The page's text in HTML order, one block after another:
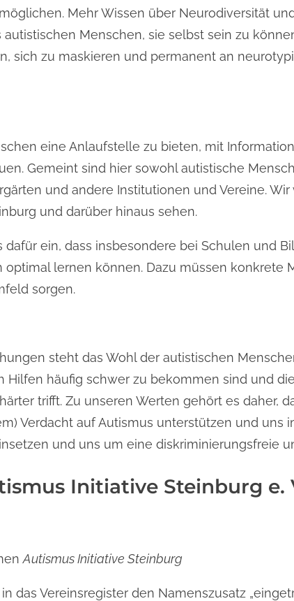
Mehr Wissen über Neurodiversität
Menschen, sie selbst sein zu
sich zu maskieren und permanent an
eine Anlaufstelle zu bieten, mit
Gemeint sind hier sowohl autistische
und andere Institutionen und Vereine.
und darüber hinaus sehen.
ein, dass insbesondere bei Schulen und
optimal lernen können. Dazu müssen konkrete
sorgen.
steht das Wohl der autistischen
Hilfen häufig schwer zu bekommen sind und
trifft. Zu unseren Werten gehört es daher,
Verdacht auf Autismus unterstützen und uns
und uns um eine diskriminierungsfreie
Initiative Steinburg e.
Autismus Initiative Steinburg
das Vereinsregister den Namenszusatz